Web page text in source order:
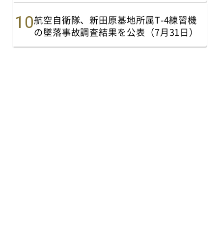
航空自衛隊、新田原基地所属T-4練習機
の墜落事故調査結果を公表（7月31日）